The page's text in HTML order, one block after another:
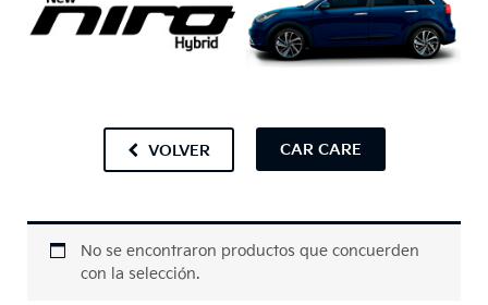
VOLVER CAR CARE
No se encontraron productos que concuerden
con la selección.